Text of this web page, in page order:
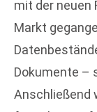
mit der neuen
Markt
Dokumente –
Anschließend